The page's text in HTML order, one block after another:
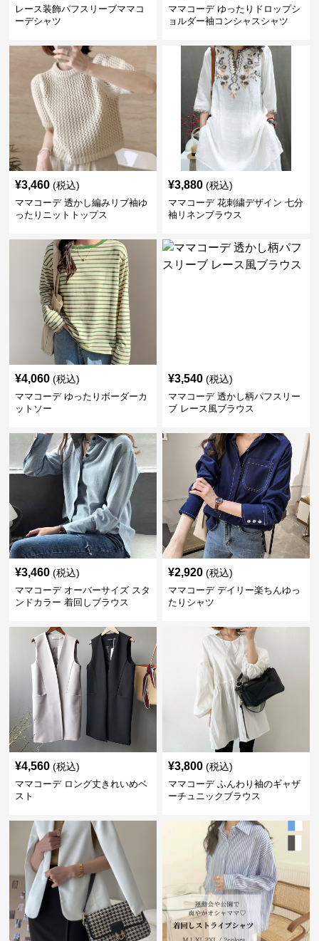
レース装飾パフスリーブママコ
ーデシャツ
ママコーデ ゆったりドロップシ
ョルダー袖コンシャスシャツ
¥3,460 (税込)
ママコーデ 透かし編みリブ袖ゆ
ったりニットトップス
¥3,880 (税込)
ママコーデ 花刺繍デザイン 七分
袖リネンブラウス
¥4,060 (税込)
ママコーデ ゆったりボーダーカ
ットソー
¥3,540 (税込)
ママコーデ 透かし柄パフスリー
ブ レース風ブラウス
¥3,460 (税込)
ママコーデ オーバーサイズ スタ
ンドカラー 着回しブラウス
¥2,920 (税込)
ママコーデ デイリー楽ちんゆっ
たりシャツ
¥4,560 (税込)
ママコーデ ロング丈きれいめベ
スト
¥3,800 (税込)
ママコーデ ふんわり袖のギャザ
ーチュニックブラウス